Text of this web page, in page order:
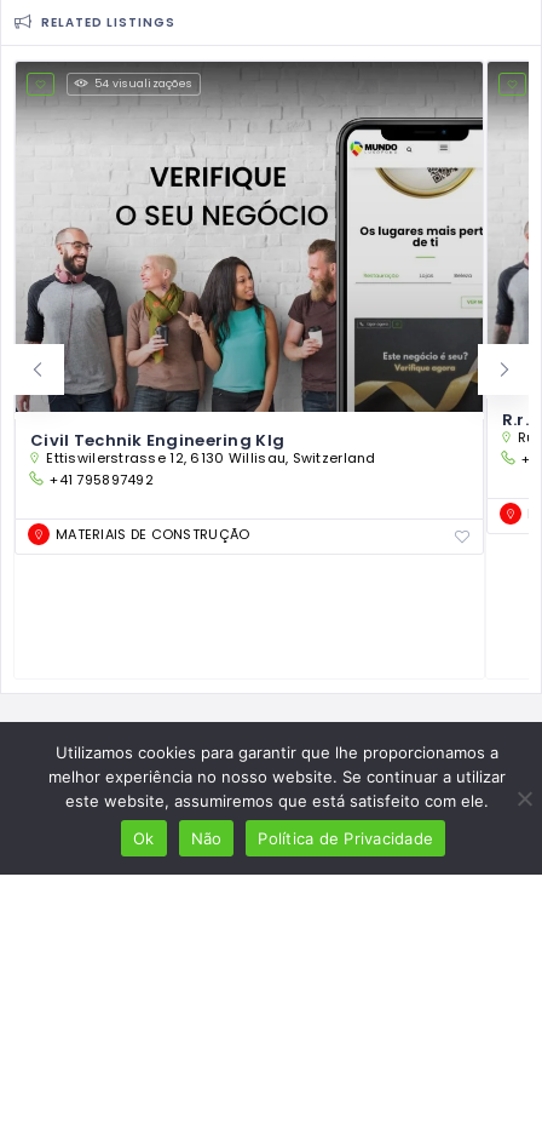
RELATED LISTINGS
54 visualizações
Civil Technik Engineering Klg
Ettiswilerstrasse 12, 6130 Willisau, Switzerland
+41 795897492
MATERIAIS DE CONSTRUÇÃO
Utilizamos cookies para garantir que lhe proporcionamos a
melhor experiência no nosso website. Se continuar a utilizar
este website, assumiremos que está satisfeito com ele.
Ok
Não Política de Privacidade